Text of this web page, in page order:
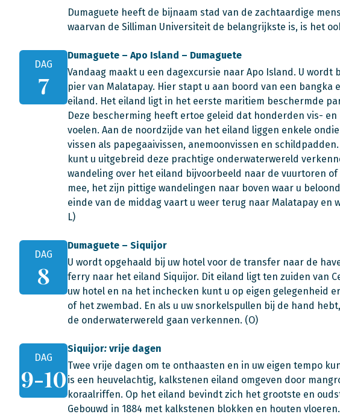
Dumaguete heeft de bijnaam stad van de zachtaardige
waarvan de Silliman Universiteit de belangrijkste is, is het
DAG
7
Dumaguete – Apo Island – Dumaguete
Vandaag maakt u een dagexcursie naar Apo Island. U
pier van Malatapay. Hier stapt u aan boord van een bangka
eiland. Het eiland ligt in het eerste maritiem beschermde
Deze bescherming heeft ertoe geleid dat honderden vis-
voelen. Aan de noordzijde van het eiland liggen enkele
vissen als papegaaivissen, anemoonvissen en
kunt u uitgebreid deze prachtige onderwaterwereld
wandeling over het eiland bijvoorbeeld naar de vuurtoren
mee, het zijn pittige wandelingen naar boven waar u
einde van de middag vaart u weer terug naar Malatapay en
L)
DAG
8
Dumaguete – Siquijor
U wordt opgehaald bij uw hotel voor de transfer naar de
ferry naar het eiland Siquijor. Dit eiland ligt ten zuiden van
uw hotel en na het inchecken kunt u op eigen gelegenheid
of het zwembad. En als u uw snorkelspullen bij de hand
de onderwaterwereld gaan verkennen. (O)
DAG
9-10
Siquijor: vrije dagen
Twee vrije dagen om te onthaasten en in uw eigen tempo
is een heuvelachtig, kalkstenen eiland omgeven door
koraalriffen. Op het eiland bevindt zich het grootste en
Gebouwd in 1884 met kalkstenen blokken en houten